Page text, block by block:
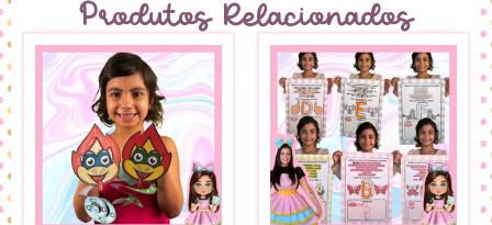
Produtos Relacionados